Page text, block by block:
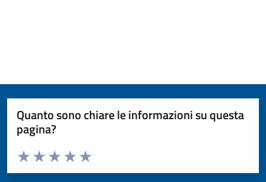
Quanto sono chiare le informazioni su questa
pagina?
Valuta da 1 a 5 stelle la pagina
Valuta 5 stelle su 5
Valuta 4 stelle su 5
Valuta 3 stelle su 5
Valuta 2 stelle su 5
Valuta 1 stelle su 5